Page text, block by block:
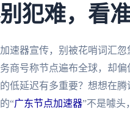
犯难，看
速器宣传，别被花哨词汇
商号称节点遍布全球，却
低延迟有多重要？想想在
“广东节点加速器”不是噱头